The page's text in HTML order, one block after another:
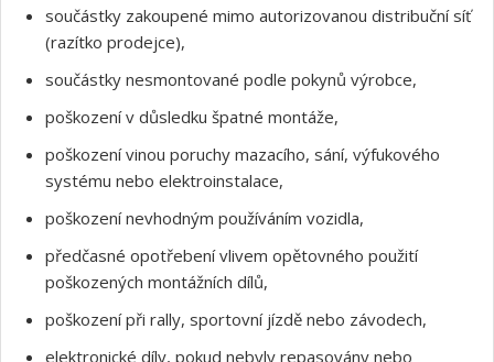
součástky zakoupené mimo autorizovanou distribuční síť
(razítko prodejce),
součástky nesmontované podle pokynů výrobce,
poškození v důsledku špatné montáže,
poškození vinou poruchy mazacího, sání, výfukového
systému nebo elektroinstalace,
poškození nevhodným používáním vozidla,
předčasné opotřebení vlivem opětovného použití
poškozených montážních dílů,
poškození při rally, sportovní jízdě nebo závodech,
elektronické díly, pokud nebyly repasovány nebo